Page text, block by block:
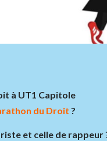
à UT1 Capitole
du Droit ?
et celle de rappeur